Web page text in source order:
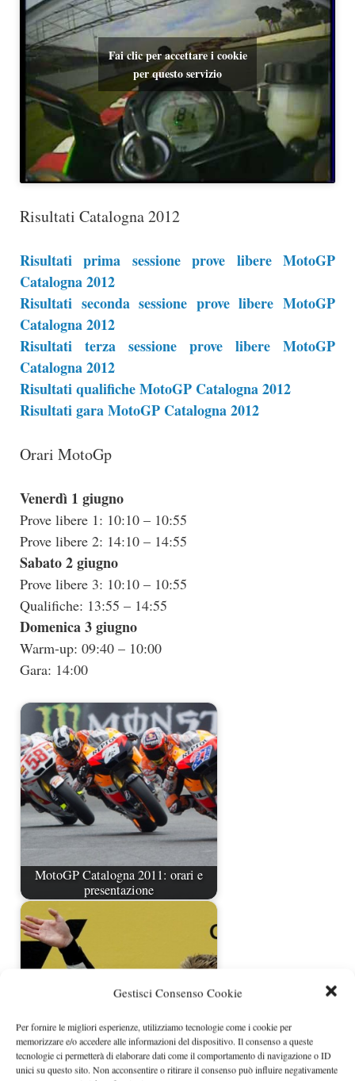
Gestisci Consenso Cookie
Per fornire le migliori esperienze, utilizziamo tecnologie come i cookie per
memorizzare e/o accedere alle informazioni del dispositivo. Il consenso a queste
tecnologie ci permetterà di elaborare dati come il comportamento di navigazione o ID
unici su questo sito. Non acconsentire o ritirare il consenso può influire negativamente
Fai clic per accettare i cookie
per questo servizio
Risultati Catalogna 2012
Risultati prima sessione prove libere MotoGP
Catalogna 2012
Risultati seconda sessione prove libere MotoGP
Catalogna 2012
Risultati terza sessione prove libere MotoGP
Catalogna 2012
Risultati qualifiche MotoGP Catalogna 2012
Risultati gara MotoGP Catalogna 2012
Orari MotoGp
Venerdì 1 giugno
Prove libere 1: 10:10 – 10:55
Prove libere 2: 14:10 – 14:55
Sabato 2 giugno
Prove libere 3: 10:10 – 10:55
Qualifiche: 13:55 – 14:55
Domenica 3 giugno
Warm-up: 09:40 – 10:00
Gara: 14:00
MotoGP Catalogna 2011: orari e
presentazione